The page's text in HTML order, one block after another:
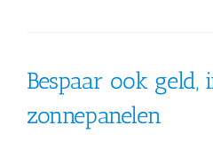
Bespaar ook geld,
zonnepanelen